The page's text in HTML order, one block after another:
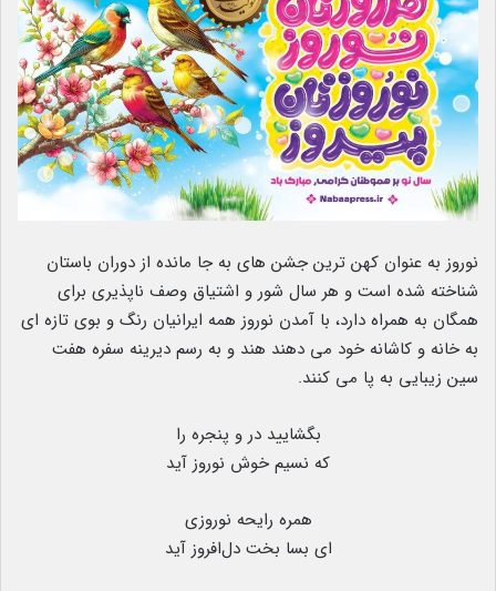
نوروز به عنوان کهن ترین جشن های به جا مانده از دوران باستان
شناخته شده است و هر سال شور و اشتیاق وصف ناپذیری برای
همگان به همراه دارد، با آمدن نوروز همه ایرانیان رنگ و بوی تازه ای
به خانه و کاشانه خود می دهند هند و به رسم دیرینه سفره هفت
سین زیبایی به پا می کنند.
بگشایید در و پنجره را
که نسیم خوش نوروز آید
همره رایحه نوروزی
ای بسا بخت دل‌افروز آید